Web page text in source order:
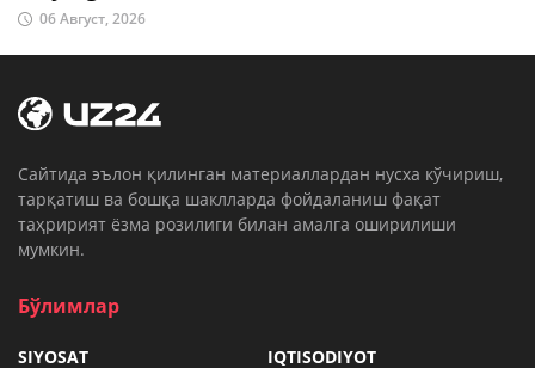
06 Август, 2026
Cайтида эълон қилинган материаллардан нусха кўчириш,
тарқатиш ва бошқа шаклларда фойдаланиш фақат
таҳририят ёзма розилиги билан амалга оширилиши
мумкин.
Бўлимлар
SIYOSAT IQTISODIYOT